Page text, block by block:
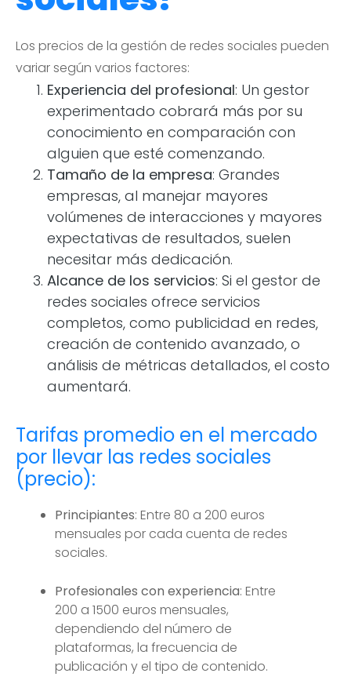
Los precios de la gestión de redes sociales pueden
variar según varios factores:
Experiencia del profesional: Un gestor
experimentado cobrará más por su
conocimiento en comparación con
alguien que esté comenzando.
Tamaño de la empresa: Grandes
empresas, al manejar mayores
volúmenes de interacciones y mayores
expectativas de resultados, suelen
necesitar más dedicación.
Alcance de los servicios: Si el gestor de
redes sociales ofrece servicios
completos, como publicidad en redes,
creación de contenido avanzado, o
análisis de métricas detallados, el costo
aumentará.
Tarifas promedio en el mercado
por llevar las redes sociales
(precio):
Principiantes: Entre 80 a 200 euros
mensuales por cada cuenta de redes
sociales.
Profesionales con experiencia: Entre
200 a 1500 euros mensuales,
dependiendo del número de
plataformas, la frecuencia de
publicación y el tipo de contenido.